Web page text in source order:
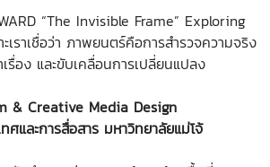
“The Invisible Frame” Exploring
ะเราเชื่อว่า ภาพยนตร์คือการสำรวจความจริง
รื่อง และขับเคลื่อนการเปลี่ยนแปลง
& Creative Media Design
ศและการสื่อสาร มหาวิทยาลัยแม่โจ้